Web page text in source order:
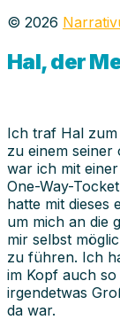
© 2026
Hal, der
Ich traf Hal zum
zu einem
war ich mit
One-Way-
hatte mit dieses
um mich an die
mir selbst
zu führen. Ich
im Kopf auch so
irgendetwas
da war.